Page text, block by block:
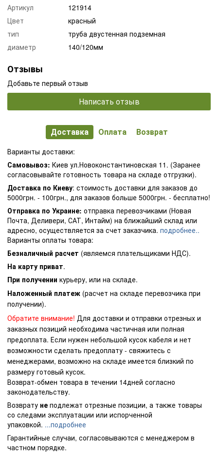
Артикул
121914
Цвет
красный
тип
труба двустенная подземная
диаметр
140/120мм
Отзывы
Добавьте первый отзыв
Написать отзыв
Доставка Оплата Возврат
Варианты доставки:
Самовывоз: Киев ул.Новоконстантиновская 11. (Заранее
согласовывайте готовность товара на складе отгрузки).
Доставка по Киеву: стоимость доставки для заказов до
5000грн. - 100грн., для заказов больше 5000грн. - бесплатно!
Отправка по Украине: отправка перевозчиками (Новая
Почта, Деливери, САТ, Интайм) на ближайший склад или
адресно, осуществляется за счет заказчика. подробнее..
Варианты оплаты товара:
Безналичный расчет (являемся плательщиками НДС).
На карту приват.
При получении курьеру, или на складе.
Наложенный платеж (расчет на складе перевозчика при
получении).
Обратите внимание! Для доставки и отправки отрезных и
заказных позиций необходима частичная или полная
предоплата. Если нужен небольшой кусок кабеля и нет
возможности сделать предоплату - свяжитесь с
менеджерами, возможно на складе имеется близкий по
размеру готовый кусок.
Возврат-обмен товара в течении 14дней согласно
законодательству.
Возврату не подлежат отрезные позиции, а также товары
со следами эксплуатации или испорченной
упаковкой. ...подробнее
Гарантийные случаи, согласовываются с менеджером в
частном порядке.